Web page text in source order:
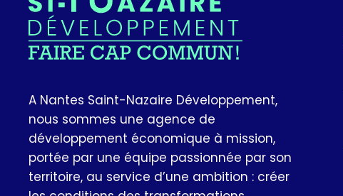
A Nantes Saint-Nazaire Développement,
nous sommes une agence de
développement économique à mission,
portée par une équipe passionnée par son
territoire, au service d’une ambition : créer